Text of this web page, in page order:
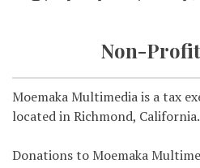
Non-
Moemaka Multimedia is a tax
located in Richmond, California.
Donations to Moemaka